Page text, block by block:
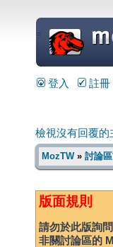
=
登入 註冊
檢視沒有回覆的
MozTW» 討論
版面規則
請勿於此版詢
非關討論區的